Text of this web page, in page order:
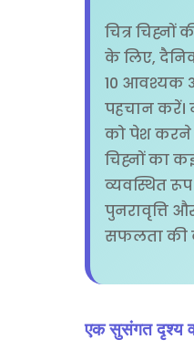
चित्र
के लिए,
10 आवश्यक
पहचान करें।
को पेश करने
चिह्नों का
व्यवस्थित
पुनरावृत्ति
सफलता की
एक सुसंगत दृश्य